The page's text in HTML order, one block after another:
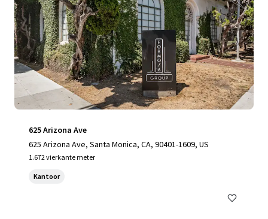
625 Arizona Ave
625 Arizona Ave, Santa Monica, CA, 90401-1609, US
1.672 vierkante meter
Kantoor